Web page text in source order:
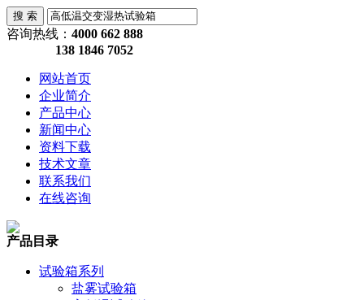
咨询热线： 4000 662 888
138 1846 7052
网站首页
企业简介
产品中心
新闻中心
资料下载
技术文章
联系我们
在线咨询
产品目录
试验箱系列
盐雾试验箱